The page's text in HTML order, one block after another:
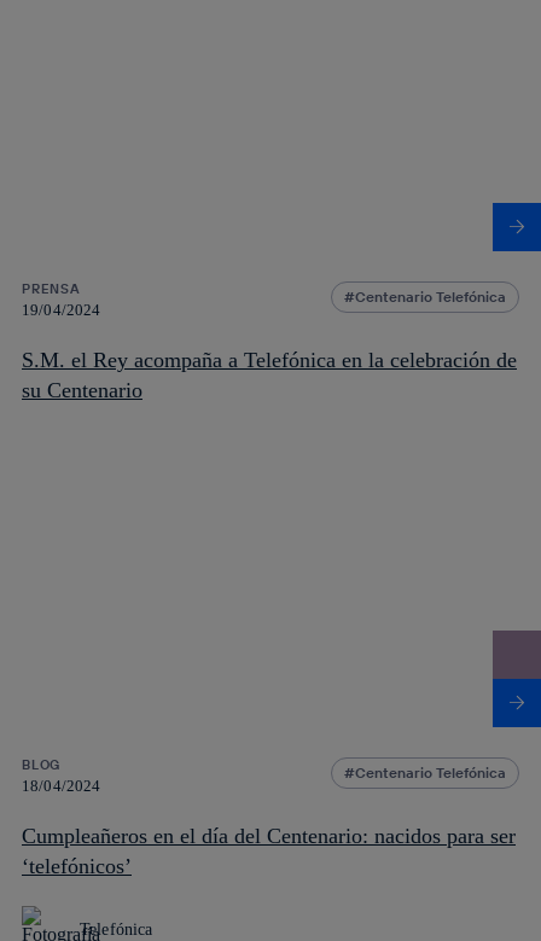
PRENSA
19/04/2024
Centenario Telefónica
S.M. el Rey acompaña a Telefónica en la celebración de
su Centenario
BLOG
18/04/2024
Centenario Telefónica
Cumpleañeros en el día del Centenario: nacidos para ser
‘telefónicos’
Telefónica